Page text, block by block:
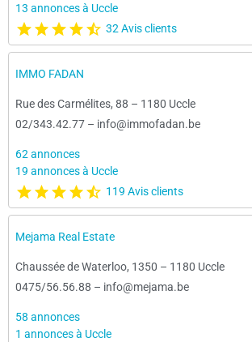
13 annonces à Uccle
32 Avis clients
IMMO FADAN
Rue des Carmélites, 88 – 1180 Uccle
02/343.42.77 – info@immofadan.be
62 annonces
19 annonces à Uccle
119 Avis clients
Mejama Real Estate
Chaussée de Waterloo, 1350 – 1180 Uccle
0475/56.56.88 – info@mejama.be
58 annonces
1 annonces à Uccle